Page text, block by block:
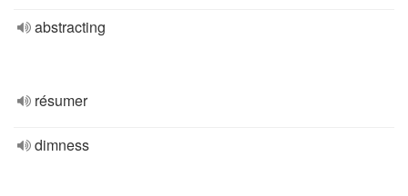
abstracting
résumer
dimness